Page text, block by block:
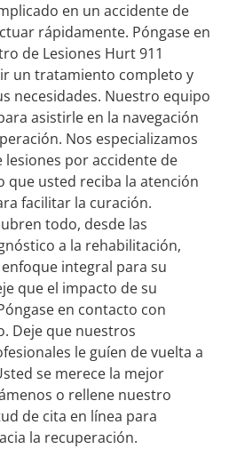
en un accidente de
rápidamente. Póngase en
de Lesiones Hurt 911
un tratamiento completo y
necesidades. Nuestro equipo
asistirle en la navegación
Nos especializamos
por accidente de
que usted reciba la atención
facilitar la curación.
todo, desde las
a la rehabilitación,
integral para su
que el impacto de su
en contacto con
Deje que nuestros
le guíen de vuelta a
se merece la mejor
o rellene nuestro
de cita en línea para
la recuperación.